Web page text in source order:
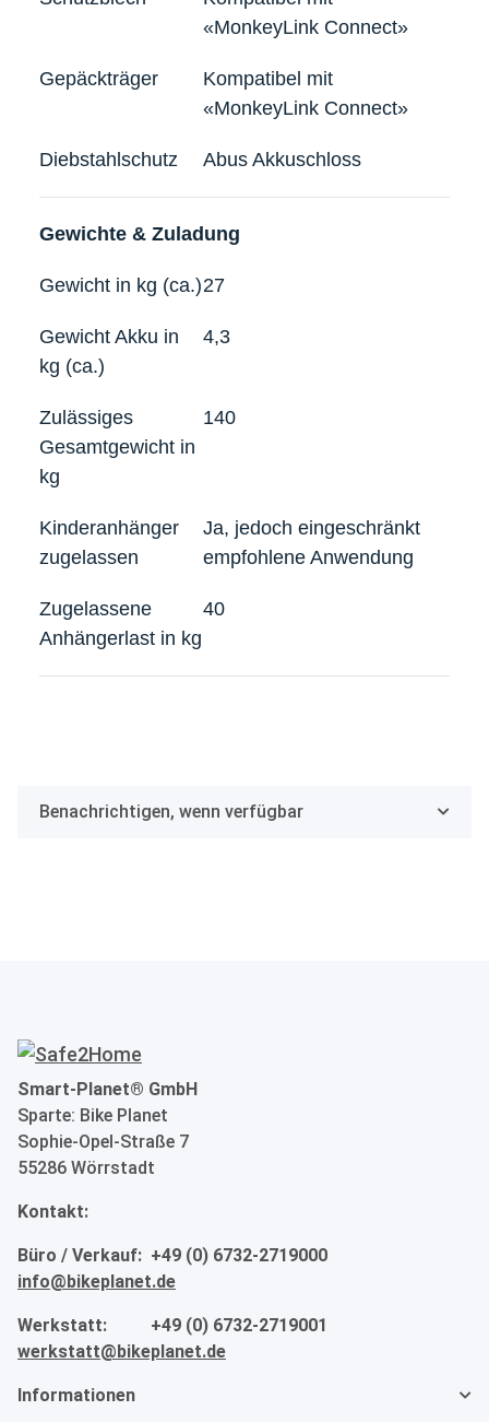
«MonkeyLink Connect»
Gepäckträger
Kompatibel mit
«MonkeyLink Connect»
Diebstahlschutz Abus Akkuschloss
Gewichte & Zuladung
Gewicht in kg (ca.)27
Gewicht Akku in
kg (ca.)
4,3
Zulässiges
Gesamtgewicht in
kg
140
Kinderanhänger
zugelassen
Ja, jedoch eingeschränkt
empfohlene Anwendung
Zugelassene
Anhängerlast in kg
40
Benachrichtigen, wenn verfügbar
Smart-Planet® GmbH
Sparte: Bike Planet
Sophie-Opel-Straße 7
55286 Wörrstadt
Kontakt:
Büro / Verkauf: +49 (0) 6732-2719000
info@bikeplanet.de
Werkstatt: +49 (0) 6732-2719001
werkstatt@bikeplanet.de
Informationen